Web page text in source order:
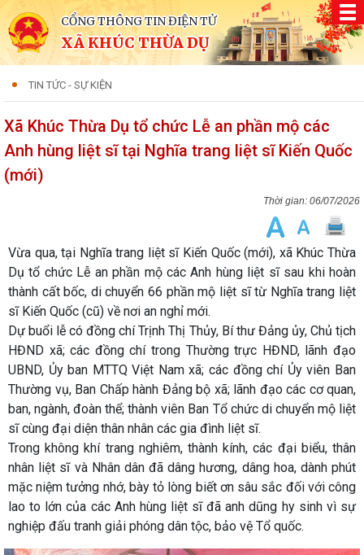
CỔNG THÔNG TIN ĐIỆN TỬ
XÃ KHÚC THỪA DỤ
TIN TỨC - SỰ KIỆN
Xã Khúc Thừa Dụ tổ chức Lễ an phần mộ các
Anh hùng liệt sĩ tại Nghĩa trang liệt sĩ Kiến Quốc
(mới)
06/07/2026
Vừa qua, tại Nghĩa trang liệt sĩ Kiến Quốc (mới), xã Khúc Thừa
Dụ tổ chức Lễ an phần mộ các Anh hùng liệt sĩ sau khi hoàn
thành cất bốc, di chuyển 66 phần mộ liệt sĩ từ Nghĩa trang liệt
sĩ Kiến Quốc (cũ) về nơi an nghỉ mới.
Dự buổi lễ có đồng chí Trịnh Thị Thủy, Bí thư Đảng ủy, Chủ tịch
HĐND xã; các đồng chí trong Thường trực HĐND, lãnh đạo
UBND, Ủy ban MTTQ Việt Nam xã; các đồng chí Ủy viên Ban
Thường vụ, Ban Chấp hành Đảng bộ xã; lãnh đạo các cơ quan,
ban, ngành, đoàn thể; thành viên Ban Tổ chức di chuyển mộ liệt
sĩ cùng đại diện thân nhân các gia đình liệt sĩ.
Trong không khí trang nghiêm, thành kính, các đại biểu, thân
nhân liệt sĩ và Nhân dân đã dâng hương, dâng hoa, dành phút
mặc niệm tưởng nhớ, bày tỏ lòng biết ơn sâu sắc đối với công
lao to lớn của các Anh hùng liệt sĩ đã anh dũng hy sinh vì sự
nghiệp đấu tranh giải phóng dân tộc, bảo vệ Tổ quốc.